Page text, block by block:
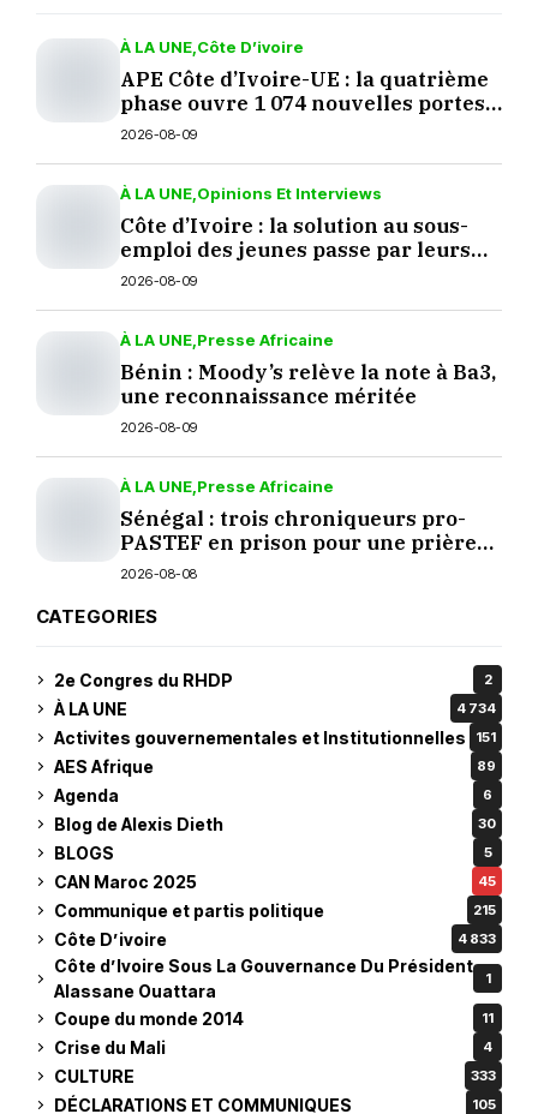
À LA UNE Côte D’ivoire
APE Côte d’Ivoire-UE : la quatrième
phase ouvre 1 074 nouvelles portes
aux produits européens
2026-08-09
À LA UNE Opinions Et Interviews
Côte d’Ivoire : la solution au sous-
emploi des jeunes passe par leurs
décisions
2026-08-09
À LA UNE Presse Africaine
Bénin : Moody’s relève la note à Ba3,
une reconnaissance méritée
2026-08-09
À LA UNE Presse Africaine
Sénégal : trois chroniqueurs pro-
PASTEF en prison pour une prière
sur TikTok
2026-08-08
CATEGORIES
2e Congres du RHDP 2
À LA UNE 4 734
Activites gouvernementales et Institutionnelles 151
AES Afrique 89
Agenda 6
Blog de Alexis Dieth 30
BLOGS 5
CAN Maroc 2025 45
Communique et partis politique 215
Côte D’ivoire 4 833
Côte d’Ivoire Sous La Gouvernance Du Président
Alassane Ouattara
1
Coupe du monde 2014 11
Crise du Mali 4
CULTURE 333
DÉCLARATIONS ET COMMUNIQUES 105